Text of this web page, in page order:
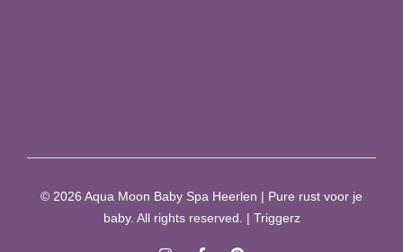
© 2026 Aqua Moon Baby Spa Heerlen | Pure rust voor je
baby. All rights reserved. | Triggerz